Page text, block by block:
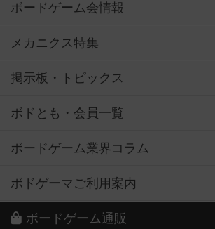
ボードゲーム会情報
メカニクス特集
掲示板・トピックス
ボドとも・会員一覧
ボードゲーム業界コラム
ボドゲーマご利用案内
ボードゲーム通販